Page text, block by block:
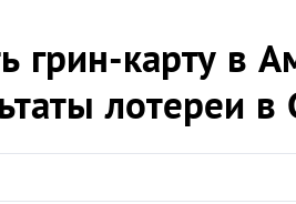
грин-карту в
лотереи